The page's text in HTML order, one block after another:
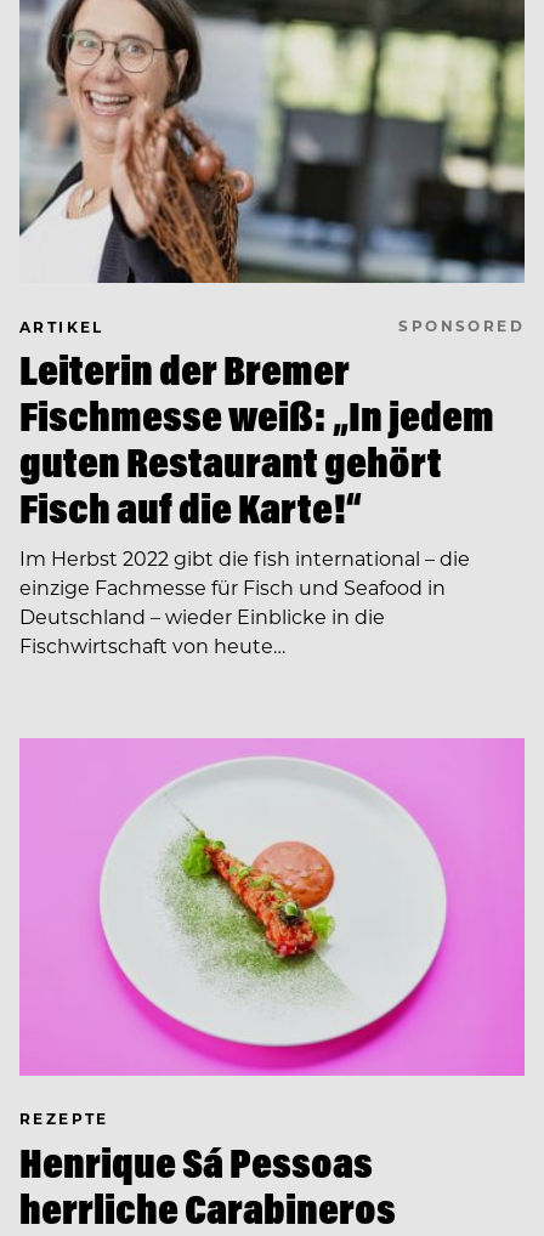
ARTIKEL SPONSORED
Leiterin der Bremer
Fischmesse weiß: „In jedem
guten Restaurant gehört
Fisch auf die Karte!“
Im Herbst 2022 gibt die fish international – die
einzige Fachmesse für Fisch und Seafood in
Deutschland – wieder Einblicke in die
Fischwirtschaft von heute…
REZEPTE
Henrique Sá Pessoas
herrliche Carabineros